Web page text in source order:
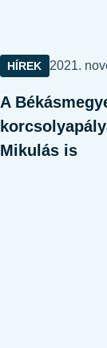
HÍREK 2021.
A
Mikulás is